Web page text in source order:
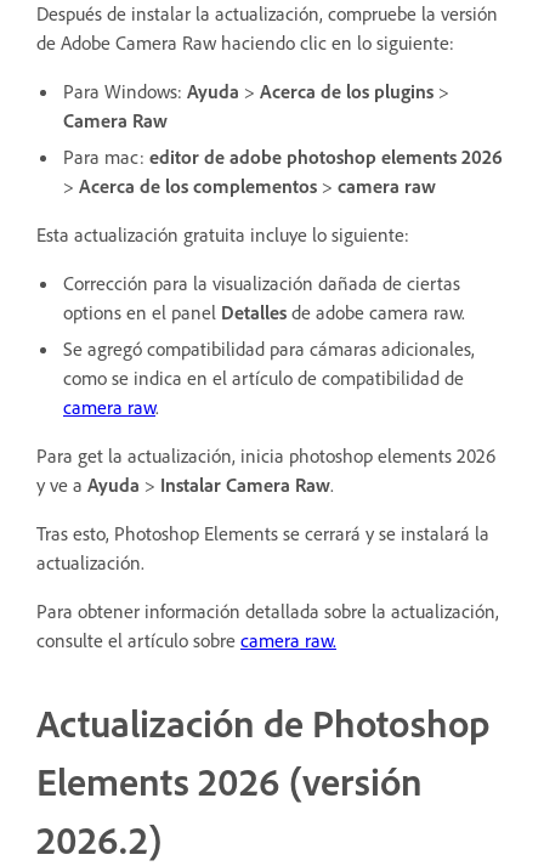
Después de instalar la actualización, compruebe la versión
de Adobe Camera Raw haciendo clic en lo siguiente:
Para Windows: Ayuda > Acerca de los plugins >
Camera Raw
Para mac: editor de adobe photoshop elements 2026
> Acerca de los complementos > camera raw
Esta actualización gratuita incluye lo siguiente:
Corrección para la visualización dañada de ciertas
options en el panel Detalles de adobe camera raw.
Se agregó compatibilidad para cámaras adicionales,
como se indica en el artículo de compatibilidad de
camera raw.
Para get la actualización, inicia photoshop elements 2026
y ve a Ayuda > Instalar Camera Raw.
Tras esto, Photoshop Elements se cerrará y se instalará la
actualización.
Para obtener información detallada sobre la actualización,
consulte el artículo sobre camera raw.
Actualización de Photoshop
Elements 2026 (versión
2026.2)